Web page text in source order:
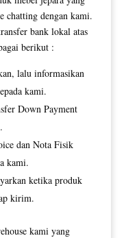
chatting dengan kami.
bank lokal atas
berikut :
lalu informasikan
kami.
Down Payment
dan Nota Fisik
kami.
ketika produk
kirim.
kami yang